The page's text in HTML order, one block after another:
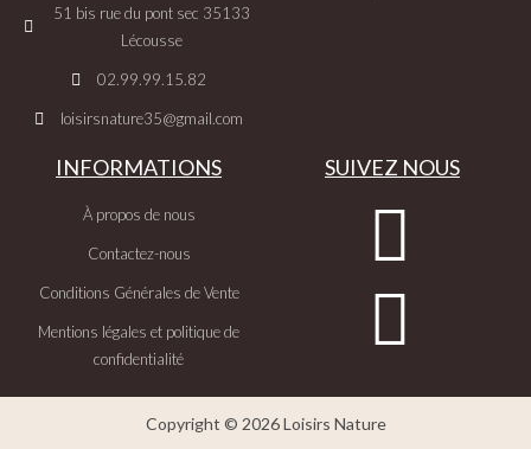
51 bis rue du pont sec 35133
Lécousse
02.99.99.15.82
loisirsnature35@gmail.com
INFORMATIONS
À propos de nous
Contactez-nous
Conditions Générales de Vente
Mentions légales et politique de
confidentialité
SUIVEZ NOUS
Copyright © 2026 Loisirs Nature